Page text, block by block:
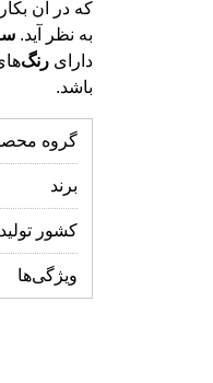
به نظر آید.
دارای رنگ
باشد.
گروه
برند
کشور
ویژگی‌ها